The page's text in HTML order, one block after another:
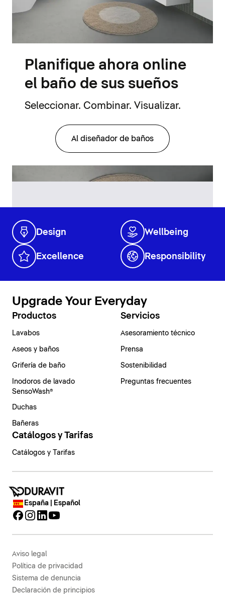
Planifique ahora online
el baño de sus sueños
Seleccionar. Combinar. Visualizar.
Al diseñador de baños
Design Wellbeing
Excellence Responsibility
Upgrade Your Everyday
Productos
Lavabos
Aseos y baños
Grifería de baño
Inodoros de lavado
SensoWash®
Duchas
Bañeras
Servicios
Asesoramiento técnico
Prensa
Sostenibilidad
Preguntas frecuentes
Catálogos y Tarifas
Catálogos y Tarifas
España | Español
Aviso legal
Política de privacidad
Sistema de denuncia
Declaración de principios